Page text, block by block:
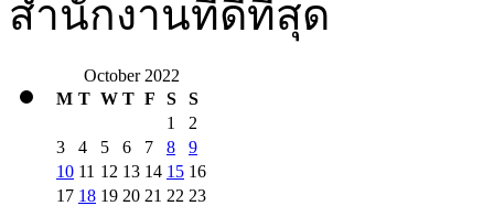
สำนักงานที่ดีที่สุด
October 2022
M T W T F S
S
1
2
3
4 5 6 7 8
9
10 11 12 13 14 15 16
17 18 19 20 21 22 23